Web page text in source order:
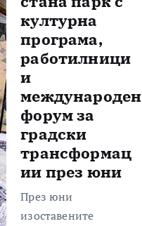
културна
програма,
работилници
и
международен
форум за
градски
трансформац
ии през юни
През юни
изоставените